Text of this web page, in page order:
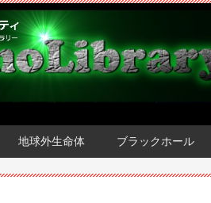
地球外生命体 ブラックホール